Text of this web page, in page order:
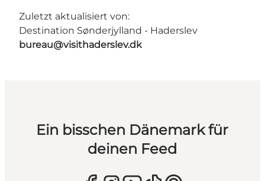
Zuletzt aktualisiert von:
Destination Sønderjylland - Haderslev
bureau@visithaderslev.dk
Ein bisschen Dänemark für
deinen Feed